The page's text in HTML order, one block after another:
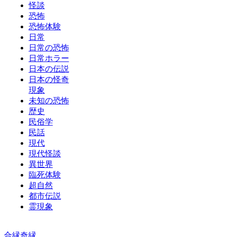
怪談
恐怖
恐怖体験
日常
日常の恐怖
日常ホラー
日本の伝説
日本の怪奇
現象
未知の恐怖
歴史
民俗学
民話
現代
現代怪談
異世界
臨死体験
超自然
都市伝説
霊現象
合縁奇縁